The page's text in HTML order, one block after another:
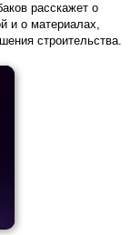
расскажет о
и о материалах,
строительства.